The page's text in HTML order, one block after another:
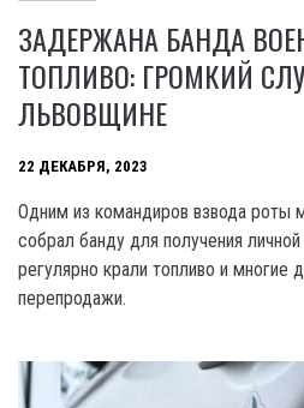
ЗАДЕРЖАНА БАНДА
ТОПЛИВО: ГРОМКИЙ
ЛЬВОВЩИНЕ
22 ДЕКАБРЯ, 2023
Одним из командиров взвода роты
собрал банду для получения
регулярно крали топливо и многие
перепродажи.